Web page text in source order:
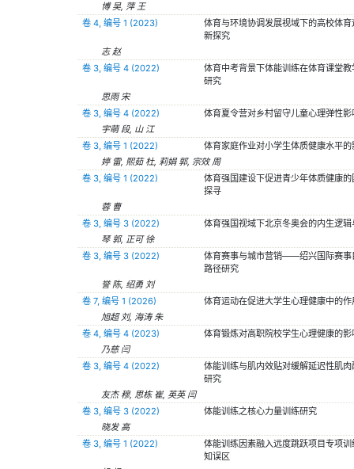
博 吴, 萍 王
卷 4, 编号 1 (2023)
体育与环境协调发展视域下的高校体育
新探究
志 赵
卷 3, 编号 4 (2022)
体育中考背景下体能训练在体育课堂教
研究
思雨 宋
卷 3, 编号 4 (2022)
体育夏令营对乡村留守儿童心理弹性影
宇萌 段, 山 江
卷 3, 编号 1 (2022)
体育家庭作业对小学生体质健康水平的
婷 雷, 熙茹 杜, 莉娟 郭, 宗效 周
卷 3, 编号 1 (2022)
体育强国建设下促进青少年体质健康的
探寻
蓉 曹
卷 3, 编号 3 (2022)
体育强国视域下北京冬奥会的内生逻辑
琴 郭, 正可 徐
卷 3, 编号 3 (2022)
体育赛事与城市营销——绍兴国际赛事
路径研究
誉 陈, 绍勇 刘
卷 7, 编号 1 (2026)
体育运动在促进大学生心理健康中的作
旭超 刘, 海涛 朱
卷 4, 编号 4 (2023)
体育锻炼对高职院校学生心理健康的影
乃慈 闫
卷 3, 编号 4 (2022)
体能训练与肌内效贴对缓解延迟性肌肉
研究
友杰 穆, 思栋 崔, 英英 闫
卷 3, 编号 3 (2022)
体能训练之核心力量训练研究
晓发 高
卷 3, 编号 1 (2022)
体能训练因素融入远度跳跃项目专项训
知误区